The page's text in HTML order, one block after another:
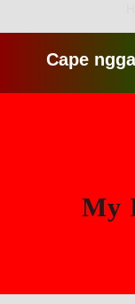
Cape ngga sih
My